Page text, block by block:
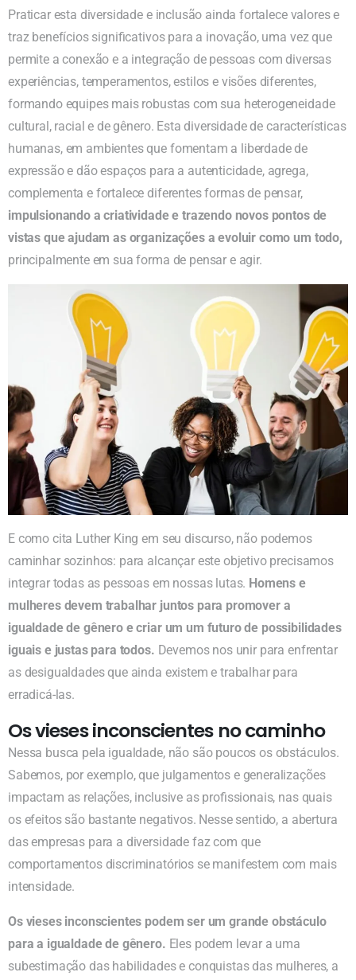
Praticar esta diversidade e inclusão ainda fortalece valores e
traz benefícios significativos para a inovação, uma vez que
permite a conexão e a integração de pessoas com diversas
experiências, temperamentos, estilos e visões diferentes,
formando equipes mais robustas com sua heterogeneidade
cultural, racial e de gênero. Esta diversidade de características
humanas, em ambientes que fomentam a liberdade de
expressão e dão espaços para a autenticidade, agrega,
complementa e fortalece diferentes formas de pensar,
impulsionando a criatividade e trazendo novos pontos de
vistas que ajudam as organizações a evoluir como um todo,
principalmente em sua forma de pensar e agir.
E como cita Luther King em seu discurso, não podemos
caminhar sozinhos: para alcançar este objetivo precisamos
integrar todas as pessoas em nossas lutas. Homens e
mulheres devem trabalhar juntos para promover a
igualdade de gênero e criar um um futuro de possibilidades
iguais e justas para todos. Devemos nos unir para enfrentar
as desigualdades que ainda existem e trabalhar para
erradicá-las.
Os vieses inconscientes no caminho
Nessa busca pela igualdade, não são poucos os obstáculos.
Sabemos, por exemplo, que julgamentos e generalizações
impactam as relações, inclusive as profissionais, nas quais
os efeitos são bastante negativos. Nesse sentido, a abertura
das empresas para a diversidade faz com que
comportamentos discriminatórios se manifestem com mais
intensidade.
Os vieses inconscientes podem ser um grande obstáculo
para a igualdade de gênero. Eles podem levar a uma
subestimação das habilidades e conquistas das mulheres, a